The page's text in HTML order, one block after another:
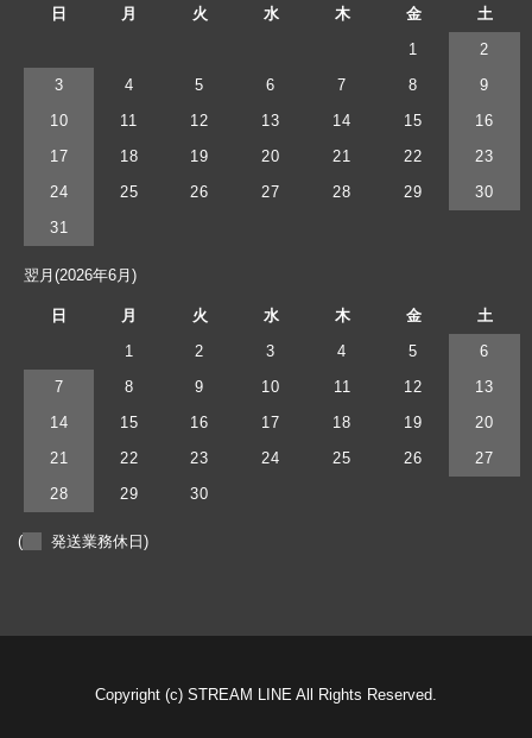
日 月 火 水 木 金
土
1
2
3
4 5 6 7 8
9
10
11 12 13 14 15
16
17
18 19 20 21 22
23
24
25 26 27 28 29
30
31
翌月(2026年6月)
日 月 火 水 木 金
土
1
2 3 4 5
6
7
8 9 10 11 12
13
14
15 16 17 18 19
20
21
22 23 24 25 26
27
28
29 30
( 発送業務休日)
Copyright (c) STREAM LINE All Rights Reserved.